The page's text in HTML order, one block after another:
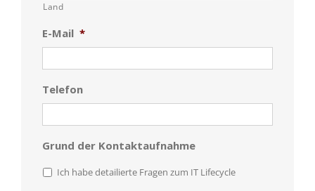
Land
E-Mail *
Telefon
Grund der Kontaktaufnahme
Ich habe detailierte Fragen zum IT Lifecycle